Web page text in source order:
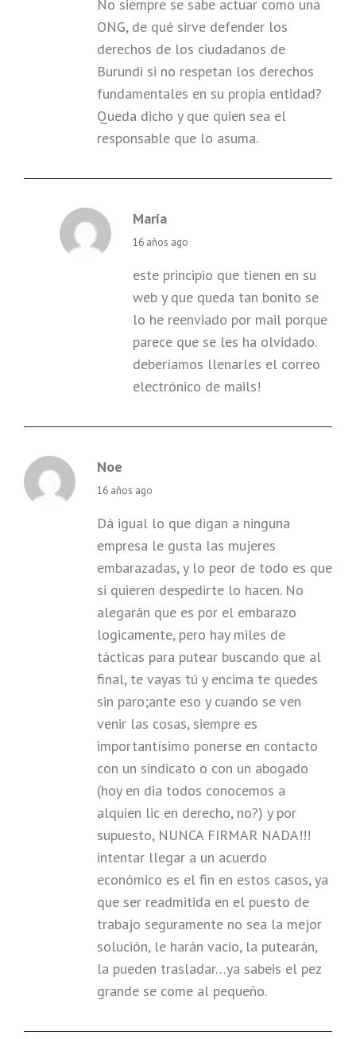
No siempre se sabe actuar como una
ONG, de qué sirve defender los
derechos de los ciudadanos de
Burundi si no respetan los derechos
fundamentales en su propia entidad?
Queda dicho y que quien sea el
responsable que lo asuma.
María
says:
16 años ago
este principio que tienen en su
web y que queda tan bonito se
lo he reenviado por mail porque
parece que se les ha olvidado.
deberíamos llenarles el correo
electrónico de mails!
Noe
says:
16 años ago
Dá igual lo que digan a ninguna
empresa le gusta las mujeres
embarazadas, y lo peor de todo es que
si quieren despedirte lo hacen. No
alegarán que es por el embarazo
logicamente, pero hay miles de
tácticas para putear buscando que al
final, te vayas tú y encima te quedes
sin paro;ante eso y cuando se ven
venir las cosas, siempre es
importantísimo ponerse en contacto
con un sindicato o con un abogado
(hoy en dia todos conocemos a
alquien lic en derecho, no?) y por
supuesto, NUNCA FIRMAR NADA!!!
intentar llegar a un acuerdo
económico es el fin en estos casos, ya
que ser readmitida en el puesto de
trabajo seguramente no sea la mejor
solución, le harán vacio, la putearán,
la pueden trasladar…ya sabeis el pez
grande se come al pequeño.